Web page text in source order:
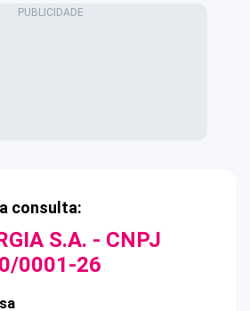
consulta:
S.A. - CNPJ
0001-26